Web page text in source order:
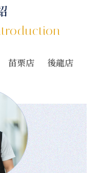
苗栗店 後龍店